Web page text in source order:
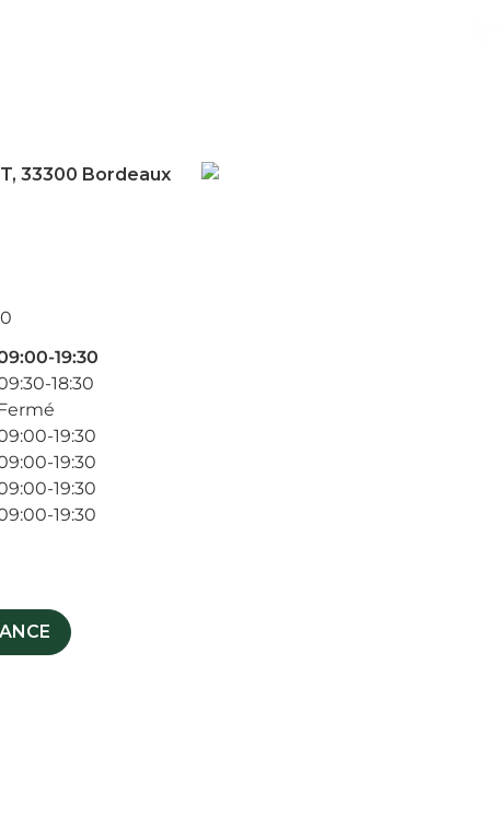
33300 Bordeaux
19:30
18:30
19:30
19:30
19:30
19:30